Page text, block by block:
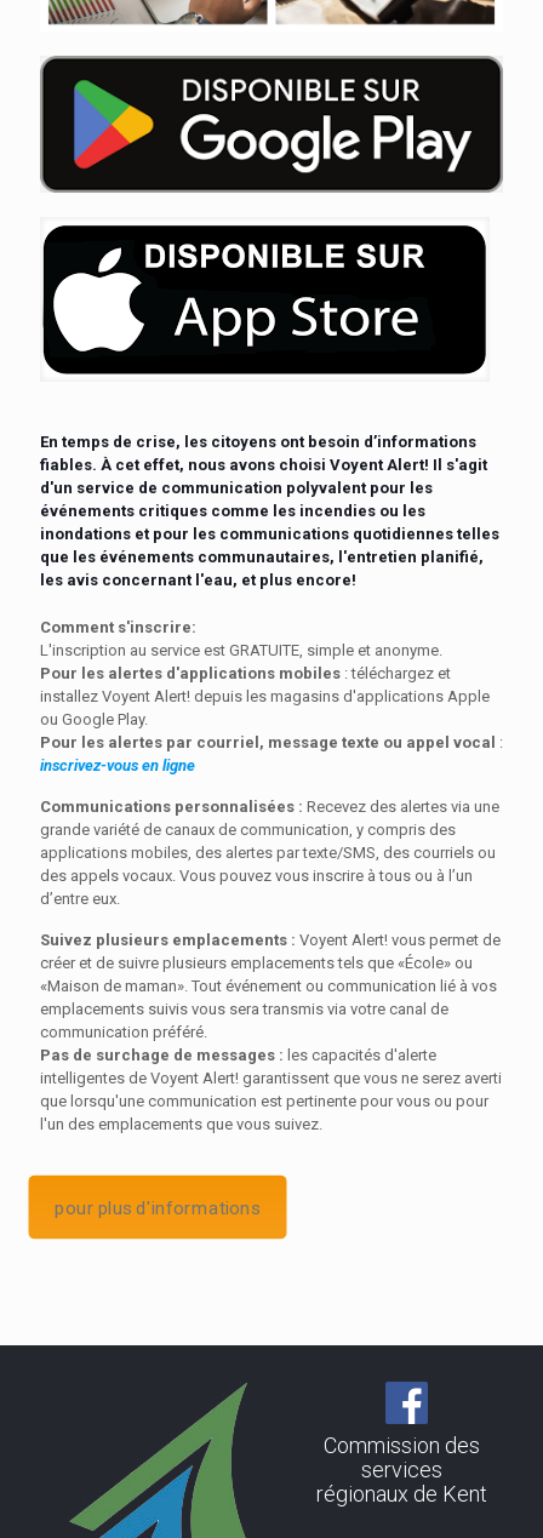
En temps de crise, les citoyens ont besoin d’informations
fiables. À cet effet, nous avons choisi Voyent Alert! Il s'agit
d'un service de communication polyvalent pour les
événements critiques comme les incendies ou les
inondations et pour les communications quotidiennes telles
que les événements communautaires, l'entretien planifié,
les avis concernant l'eau, et plus encore!
Comment s'inscrire:
L'inscription au service est GRATUITE, simple et anonyme.
Pour les alertes d'applications mobiles : téléchargez et
installez Voyent Alert! depuis les magasins d'applications Apple
ou Google Play.
Pour les alertes par courriel, message texte ou appel vocal :
inscrivez-vous en ligne
Communications personnalisées : Recevez des alertes via une
grande variété de canaux de communication, y compris des
applications mobiles, des alertes par texte/SMS, des courriels ou
des appels vocaux. Vous pouvez vous inscrire à tous ou à l’un
d’entre eux.
Suivez plusieurs emplacements : Voyent Alert! vous permet de
créer et de suivre plusieurs emplacements tels que «École» ou
«Maison de maman». Tout événement ou communication lié à vos
emplacements suivis vous sera transmis via votre canal de
communication préféré.
Pas de surchage de messages : les capacités d'alerte
intelligentes de Voyent Alert! garantissent que vous ne serez averti
que lorsqu'une communication est pertinente pour vous ou pour
l'un des emplacements que vous suivez.
pour plus d'informations
Commission des
services
régionaux de Kent